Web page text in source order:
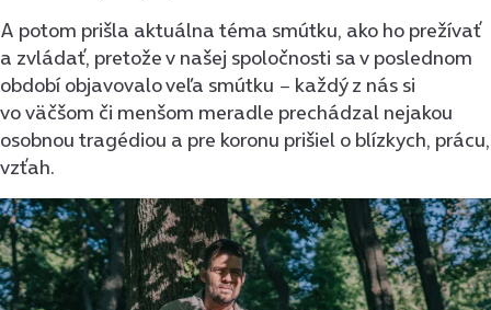
A potom prišla aktuálna téma smútku, ako ho prežívať
a zvládať, pretože v našej spoločnosti sa v poslednom
období objavovalo veľa smútku − každý z nás si
vo väčšom či menšom meradle prechádzal nejakou
osobnou tragédiou a pre koronu prišiel o blízkych, prácu,
vzťah.